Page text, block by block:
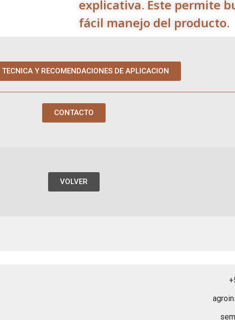
explicativa. Este permite
fácil manejo del producto.
TECNICA Y RECOMENDACIONES DE APLICACION
CONTACTO
VOLVER